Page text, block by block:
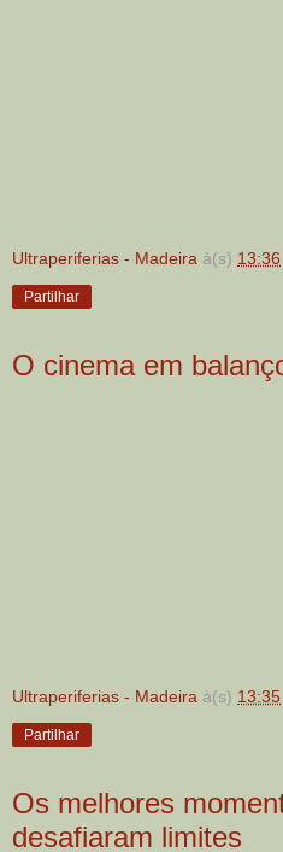
Ultraperiferias - Madeira à(s) 13:36
Partilhar
O cinema em
Ultraperiferias - Madeira à(s) 13:35
Partilhar
Os melhores
desafiaram limites